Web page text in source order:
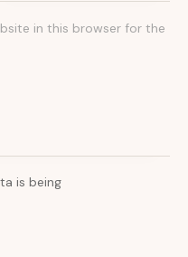
in this browser for the
is being